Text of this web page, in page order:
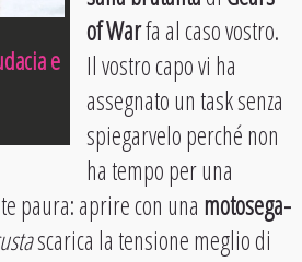
e
of Warfa al caso vostro.
Il vostro capo vi ha
assegnato un task senza
spiegarvelo perché non
ha tempo per una
paura: aprire con una motosega-
scarica la tensione meglio di